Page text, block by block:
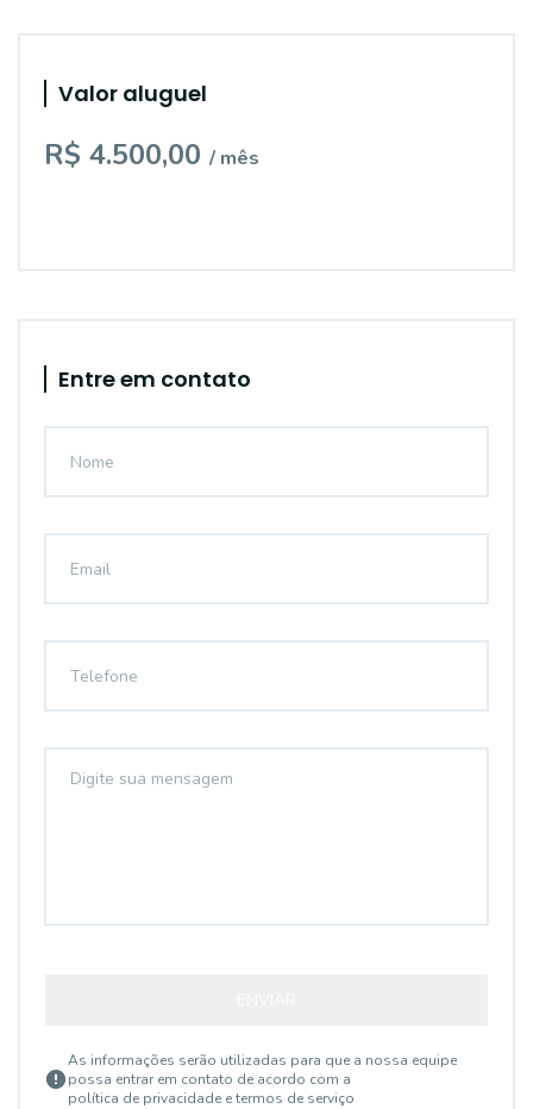
Valor aluguel
R$ 4.500,00 / mês
Entre em contato
As informações serão utilizadas para que a nossa equipe
possa entrar em contato de acordo com a
política de privacidade e termos de serviço